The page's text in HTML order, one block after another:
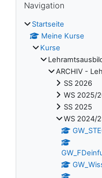
Navigation
Startseite
Meine Kurse
Kurse
ARCHIV -
SS 2026
WS 2025/
SS 2025
WS 2024/